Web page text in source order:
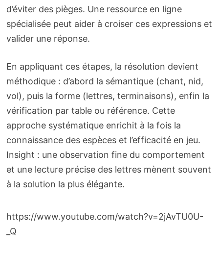
d’éviter des pièges. Une ressource en ligne
spécialisée peut aider à croiser ces expressions et
valider une réponse.
En appliquant ces étapes, la résolution devient
méthodique : d’abord la sémantique (chant, nid,
vol), puis la forme (lettres, terminaisons), enfin la
vérification par table ou référence. Cette
approche systématique enrichit à la fois la
connaissance des espèces et l’efficacité en jeu.
Insight : une observation fine du comportement
et une lecture précise des lettres mènent souvent
à la solution la plus élégante.
https://www.youtube.com/watch?v=2jAvTU0U-
_Q